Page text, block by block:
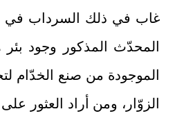
غاب في ذلك السرداب في
المحدّث المذكور وجود بئر
الموجودة من صنع الخدّام
الزوّار، ومن أراد العثور